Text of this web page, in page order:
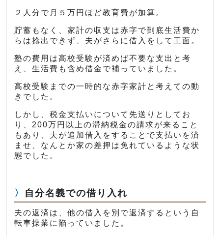
２人分で月５万円ほど教育費が加算。
貯蓄もなく、家計の収支は赤字で到底生活費か
らは捻出できず、夫がさらに借入をして工面。
塾の費用は高校受験が済めば不要な支出と考
え、生活費も含め借金で補っていました。
高校受験までの一時的な赤字家計と考えての動
きでした。
しかし、税金支払いについて先送りとしてお
り、200万円以上の滞納税金の請求が来ること
もあり、夫が追加借入をすることで支払いを済
ませ、なんとか家の差押は免れているような状
態でした。
自分名義での借り入れ
夫の返済は、他の借入を別で返済するという自
転車操業に陥っていました。